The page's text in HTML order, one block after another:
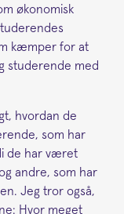
økonomisk
kæmper for at
studerende med
hvordan de
som har
de har været
andre, som har
Jeg tror også,
Hvor meget